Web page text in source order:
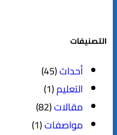
التصنيفات
أحداث(45)
التعليم(1)
مقالات(82)
مواصفات(1)